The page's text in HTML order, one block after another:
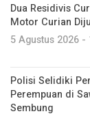
Dua Residivis
Motor Curian
5 Agustus 2026 -
Polisi Selidiki
Perempuan di
Sembung